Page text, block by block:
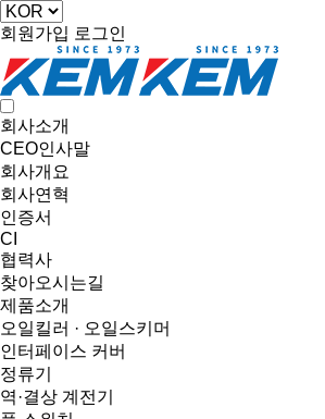
회원가입 로그인
회사소개
CEO인사말
회사개요
회사연혁
인증서
CI
협력사
찾아오시는길
제품소개
오일킬러 · 오일스키머
인터페이스 커버
정류기
역·결상 계전기